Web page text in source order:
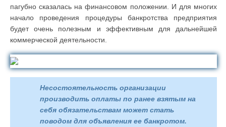
пагубно сказалась на финансовом положении. И для многих
начало проведения процедуры банкротства предприятия
будет очень полезным и эффективным для дальнейшей
коммерческой деятельности.
Несостоятельность организации
производить оплаты по ранее взятым на
себя обязательствам может стать
поводом для объявления ее банкротом.